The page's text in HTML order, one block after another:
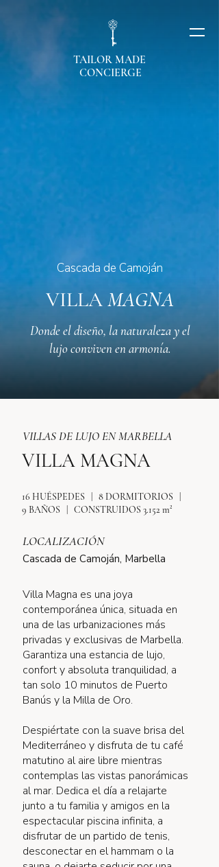
TAILOR MADE
CONCIERGE
Cascada de Camoján
VILLAMAGNA
Donde el diseño, la naturaleza y el
lujo conviven en armonía.
VILLAS DE LUJO EN MARBELLA
VILLA MAGNA
16 HUÉSPEDES | 8 DORMITORIOS |
9 BAÑOS | CONSTRUIDOS 3.152 m²
LOCALIZACIÓN
Cascada de Camoján, Marbella
Villa Magna es una joya
contemporánea única, situada en
una de las urbanizaciones más
privadas y exclusivas de Marbella.
Garantiza una estancia de lujo,
confort y absoluta tranquilidad, a
tan solo 10 minutos de Puerto
Banús y la Milla de Oro.
Despiértate con la suave brisa del
Mediterráneo y disfruta de tu café
matutino al aire libre mientras
contemplas las vistas panorámicas
al mar. Dedica el día a relajarte
junto a tu familia y amigos en la
espectacular piscina infinita, a
disfrutar de un partido de tenis,
desconectar en el hammam o la